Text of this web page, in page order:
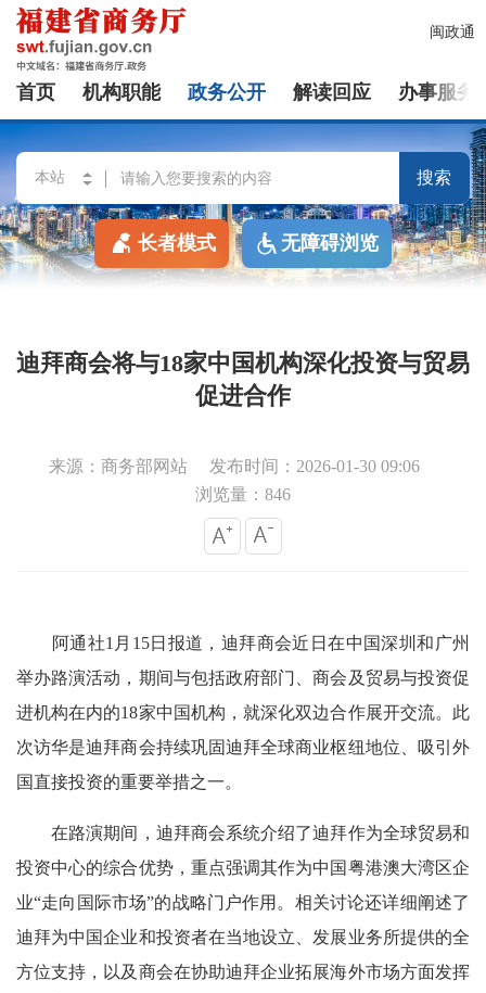
闽政通
首页 机构职能 政务公开 解读回应 办事服务
搜索
长者模式 无障碍浏览
迪拜商会将与18家中国机构深化投资与贸易
促进合作
来源：商务部网站
发布时间：2026-01-30 09:06
浏览量：846
阿通社1月15日报道，迪拜商会近日在中国深圳和广州
举办路演活动，期间与包括政府部门、商会及贸易与投资促
进机构在内的18家中国机构，就深化双边合作展开交流。此
次访华是迪拜商会持续巩固迪拜全球商业枢纽地位、吸引外
国直接投资的重要举措之一。
在路演期间，迪拜商会系统介绍了迪拜作为全球贸易和
投资中心的综合优势，重点强调其作为中国粤港澳大湾区企
业“走向国际市场”的战略门户作用。相关讨论还详细阐述了
迪拜为中国企业和投资者在当地设立、发展业务所提供的全
方位支持，以及商会在协助迪拜企业拓展海外市场方面发挥